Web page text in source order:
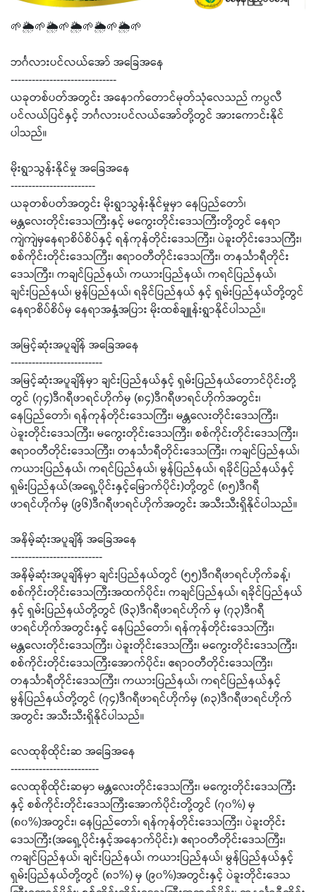
🌱🌦️🌱🌦️🌱🌦️🌱🌦️🌱🌦️🌱
ဘင်္ဂလားပင်လယ်အော် အခြေအနေ
------------------------------
ယခုတစ်ပတ်အတွင်း အနောက်တောင်မုတ်သုံလေသည် ကပ္ပလီ
ပင်လယ်ပြင်နှင့် ဘင်္ဂလားပင်လယ်အော်တို့တွင် အားကောင်းနိုင်
ပါသည်။
မိုးရွာသွန်းနိုင်မှု အခြေအနေ
------------------------
ယခုတစ်ပတ်အတွင်း မိုးရွာသွန်းနိုင်မှုမှာ နေပြည်တော်၊
မန္တလေးတိုင်းဒေသကြီးနှင့် မကွေးတိုင်းဒေသကြီးတို့တွင် နေရာ
ကျဲကျဲမှနေရာစိပ်စိပ်နှင့် ရန်ကုန်တိုင်းဒေသကြီး၊ ပဲခူးတိုင်းဒေသကြီး၊
စစ်ကိုင်းတိုင်းဒေသကြီး၊ ဧရာဝတီတိုင်းဒေသကြီး၊ တနင်္သာရီတိုင်း
ဒေသကြီး၊ ကချင်ပြည်နယ်၊ ကယားပြည်နယ်၊ ကရင်ပြည်နယ်၊
ချင်းပြည်နယ်၊ မွန်ပြည်နယ်၊ ရခိုင်ပြည်နယ် နှင့် ရှမ်းပြည်နယ်တို့တွင်
နေရာစိပ်စိပ်မှ နေရာအနှံ့အပြား မိုးထစ်ချူန်းရွာနိုင်ပါသည်။
အမြင့်ဆုံးအပူချိန် အခြေအနေ
--------------------------
အမြင့်ဆုံးအပူချိန်မှာ ချင်းပြည်နယ်နှင့် ရှမ်းပြည်နယ်တောင်ပိုင်းတို့
တွင် (၇၄)ဒီဂရီဖာရင်ဟိုက်မှ (၈၄)ဒီဂရီဖာရင်ဟိုက်အတွင်း၊
နေပြည်တော်၊ ရန်ကုန်တိုင်းဒေသကြီး၊ မန္တလေးတိုင်းဒေသကြီး၊
ပဲခူးတိုင်းဒေသကြီး၊ မကွေးတိုင်းဒေသကြီး၊ စစ်ကိုင်းတိုင်းဒေသကြီး၊
ဧရာဝတီတိုင်းဒေသကြီး၊ တနင်္သာရီတိုင်းဒေသကြီး၊ ကချင်ပြည်နယ်၊
ကယားပြည်နယ်၊ ကရင်ပြည်နယ်၊ မွန်ပြည်နယ်၊ ရခိုင်ပြည်နယ်နှင့်
ရှမ်းပြည်နယ်(အရှေ့ပိုင်းနှင့်မြောက်ပိုင်း)တို့တွင် (၈၅)ဒီဂရီ
ဖာရင်ဟိုက်မှ (၉၆)ဒီဂရီဖာရင်ဟိုက်အတွင်း အသီးသီးရှိနိုင်ပါသည်။
အနိမ့်ဆုံးအပူချိန် အခြေအနေ
--------------------------
အနိမ့်ဆုံးအပူချိန်မှာ ချင်းပြည်နယ်တွင် (၅၅)ဒီဂရီဖာရင်ဟိုက်ခန့်၊
စစ်ကိုင်းတိုင်းဒေသကြီးအထက်ပိုင်း၊ ကချင်ပြည်နယ်၊ ရခိုင်ပြည်နယ်
နှင့် ရှမ်းပြည်နယ်တို့တွင် (၆၃)ဒီဂရီဖာရင်ဟိုက် မှ (၇၃)ဒီဂရီ
ဖာရင်ဟိုက်အတွင်းနှင့် နေပြည်တော်၊ ရန်ကုန်တိုင်းဒေသကြီး၊
မန္တလေးတိုင်းဒေသကြီး၊ ပဲခူးတိုင်းဒေသကြီး၊ မကွေးတိုင်းဒေသကြီး၊
စစ်ကိုင်းတိုင်းဒေသကြီးအောက်ပိုင်း၊ ဧရာဝတီတိုင်းဒေသကြီး၊
တနင်္သာရီတိုင်းဒေသကြီး၊ ကယားပြည်နယ်၊ ကရင်ပြည်နယ်နှင့်
မွန်ပြည်နယ်တို့တွင် (၇၄)ဒီဂရီဖာရင်ဟိုက်မှ (၈၃)ဒီဂရီဖာရင်ဟိုက်
အတွင်း အသီးသီးရှိနိုင်ပါသည်။
လေထုစိုထိုင်းဆ အခြေအနေ
-------------------------
လေထုစိုထိုင်းဆမှာ မန္တလေးတိုင်းဒေသကြီး၊ မကွေးတိုင်းဒေသကြီး
နှင့် စစ်ကိုင်းတိုင်းဒေသကြီးအောက်ပိုင်းတို့တွင် (၇၀%) မှ
(၈၀%)အတွင်း၊ နေပြည်တော်၊ ရန်ကုန်တိုင်းဒေသကြီး၊ ပဲခူးတိုင်း
ဒေသကြီး(အရှေ့ပိုင်းနှင့်အနောက်ပိုင်း)၊ ဧရာဝတီတိုင်းဒေသကြီး၊
ကချင်ပြည်နယ်၊ ချင်းပြည်နယ်၊ ကယားပြည်နယ်၊ မွန်ပြည်နယ်နှင့်
ရှမ်းပြည်နယ်တို့တွင် (၈၁%) မှ (၉၀%)အတွင်းနှင့် ပဲခူးတိုင်းဒေသ